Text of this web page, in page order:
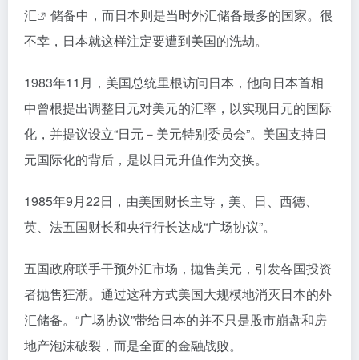
汇
储备中，而日本则是当时外汇储备最多的国家。很
不幸，日本就这样注定要遭到美国的洗劫。
1983年11月，美国总统里根访问日本，他向日本首相
中曾根提出调整日元对美元的汇率，以实现日元的国际
化，并提议设立“日元－美元特别委员会”。美国支持日
元国际化的背后，是以日元升值作为交换。
1985年9月22日，由美国财长主导，美、日、西德、
英、法五国财长和央行行长达成“广场协议”。
五国政府联手干预外汇市场，抛售美元，引发各国投资
者抛售狂潮。通过这种方式美国大规模地消灭日本的外
汇储备。“广场协议”带给日本的并不只是股市崩盘和房
地产泡沫破裂，而是全面的金融战败。